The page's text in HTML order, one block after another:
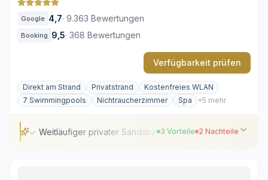
Google 4,7· 9.363 Bewertungen
Booking 9,5· 368 Bewertungen
Verfügbarkeit prüfen
Direkt am Strand Privatstrand
Kostenfreies WLAN
7 Swimmingpools
Nichtraucherzimmer Spa +5 mehr
Weitläufiger privater Sandstrand3 Vorteile 2 Nachteile